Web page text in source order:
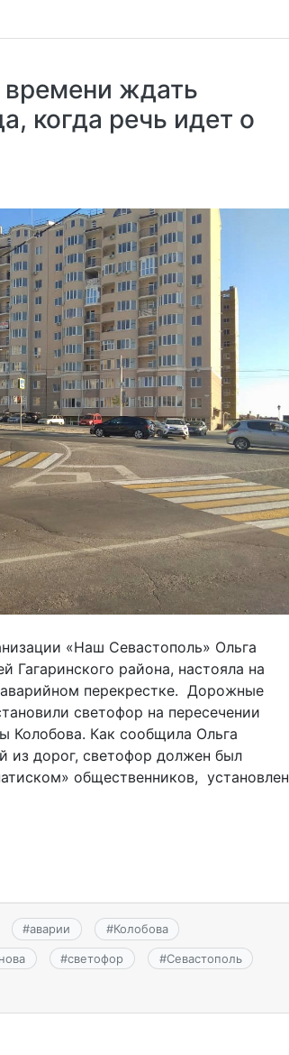
ждать
когда речь идет о
«Наш Севастополь» Ольга
Гагаринского района, настояла на
перекрестке. Дорожные
светофор на пересечении
Колобова. Как сообщила Ольга
из дорог, светофор должен был
общественников, установлен
#аварии #Колобова
#светофор #Севастополь